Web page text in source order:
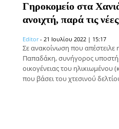
Γηροκομείο στα
ανοιχτή, παρά τις
Editor - 21 Ιουλίου 2022 | 15:17
Σε ανακοίνωση που
Παπαδάκη, συνήγορος
οικογένειας του ηλικιωμένου
που βάσει του χτεσινού